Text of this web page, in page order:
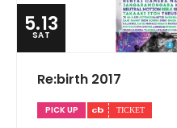
5.13
SAT
Re:birth 2017
PICK UP